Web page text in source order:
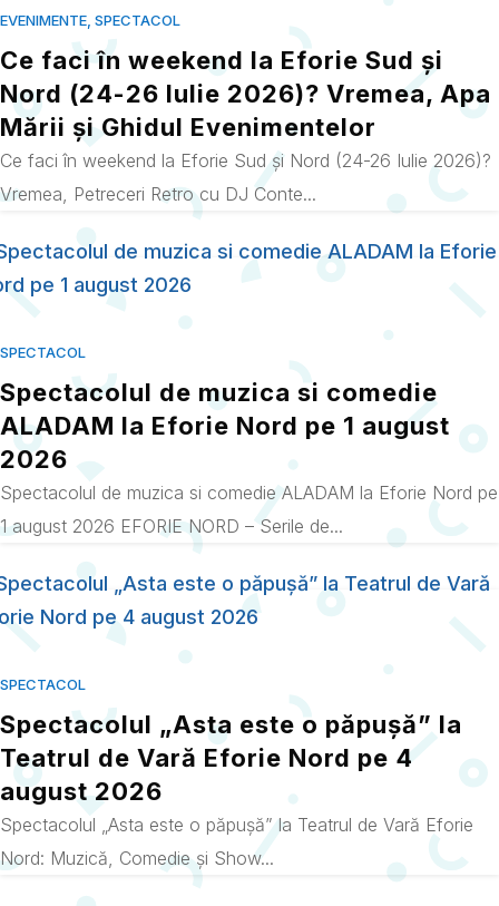
Ce faci în weekend la Eforie Sud și
Nord (24-26 Iulie 2026)? Vremea, Apa
Mării și Ghidul Evenimentelor
EVENIMENTE SPECTACOL
Ce faci în weekend la Eforie Sud și Nord (24-26 Iulie 2026)?
Vremea, Petreceri Retro cu DJ Conte...
Spectacolul de muzica si comedie
ALADAM la Eforie Nord pe 1 august
2026
SPECTACOL
Spectacolul de muzica si comedie ALADAM la Eforie Nord pe
1 august 2026 EFORIE NORD – Serile de...
Spectacolul „Asta este o păpușă” la
Teatrul de Vară Eforie Nord pe 4
august 2026
SPECTACOL
Spectacolul „Asta este o păpușă” la Teatrul de Vară Eforie
Nord: Muzică, Comedie și Show...